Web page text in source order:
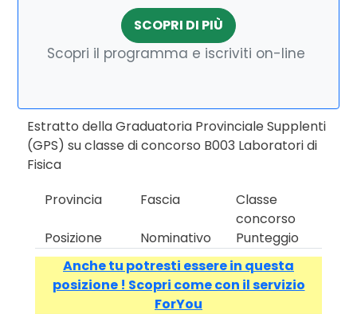
SCOPRI DI PIÙ
Scopri il programma e iscriviti on-line
Estratto della Graduatoria Provinciale Supplenti
(GPS) su classe di concorso B003 Laboratori di
Fisica
Provincia
Fascia
Classe
concorso
Posizione
Nominativo
Punteggio
Anche tu potresti essere in questa
posizione ! Scopri come con il servizio
ForYou